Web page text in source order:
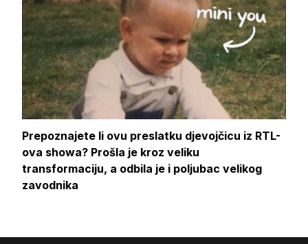
Prepoznajete li ovu preslatku djevojčicu iz RTL-
ova showa? Prošla je kroz veliku
transformaciju, a odbila je i poljubac velikog
zavodnika